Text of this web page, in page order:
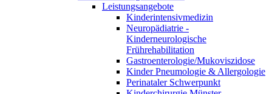
Leistungsangebote
Kinderintensivmedizin
Neuropädiatrie -
Kinderneurologische
Frührehabilitation
Gastroenterologie/Mukoviszidose
Kinder Pneumologie & Allergologie
Perinataler Schwerpunkt